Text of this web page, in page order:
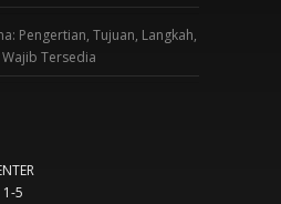
Pengertian, Tujuan, Langkah,
Tersedia
5